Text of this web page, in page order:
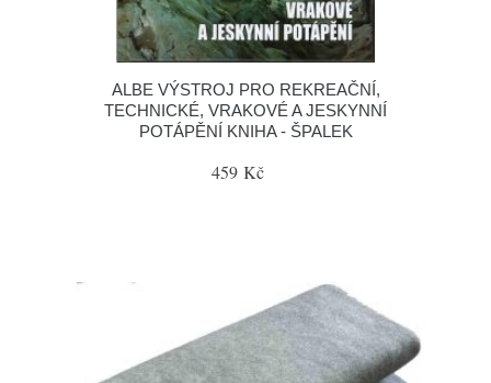
ALBE VÝSTROJ PRO REKREAČNÍ,
TECHNICKÉ, VRAKOVÉ A JESKYNNÍ
POTÁPĚNÍ KNIHA - ŠPALEK
459 Kč